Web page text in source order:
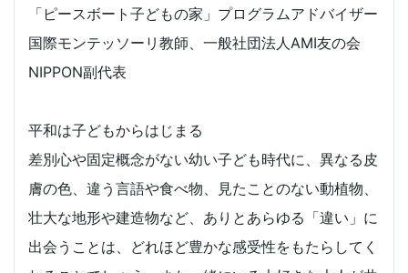
「ピースボート子どもの家」プログラムアドバイザー
国際モンテッソーリ教師、一般社団法人AMI友の会
NIPPON副代表
平和は子どもからはじまる
差別心や固定概念がない幼い子ども時代に、異なる皮
膚の色、違う言語や食べ物、見たことのない動植物、
壮大な地形や建造物など、ありとあらゆる「違い」に
出会うことは、どれほど豊かな感受性をもたらしてく